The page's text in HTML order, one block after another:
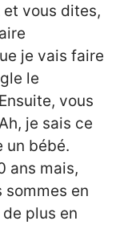
et vous dites,
je vais faire
le
vous
je sais ce
un bébé.
ans mais,
sommes en
plus en